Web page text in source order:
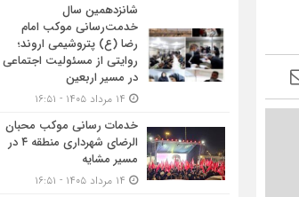
شانزدهمین سال
خدمت‌رسانی موکب امام
رضا (ع) پتروشیمی اروند؛
روایتی از مسئولیت اجتماعی
در مسیر اربعین
خدمات رسانی موکب محبان
الرضای شهرداری منطقه ۴ در
مسیر مشایه